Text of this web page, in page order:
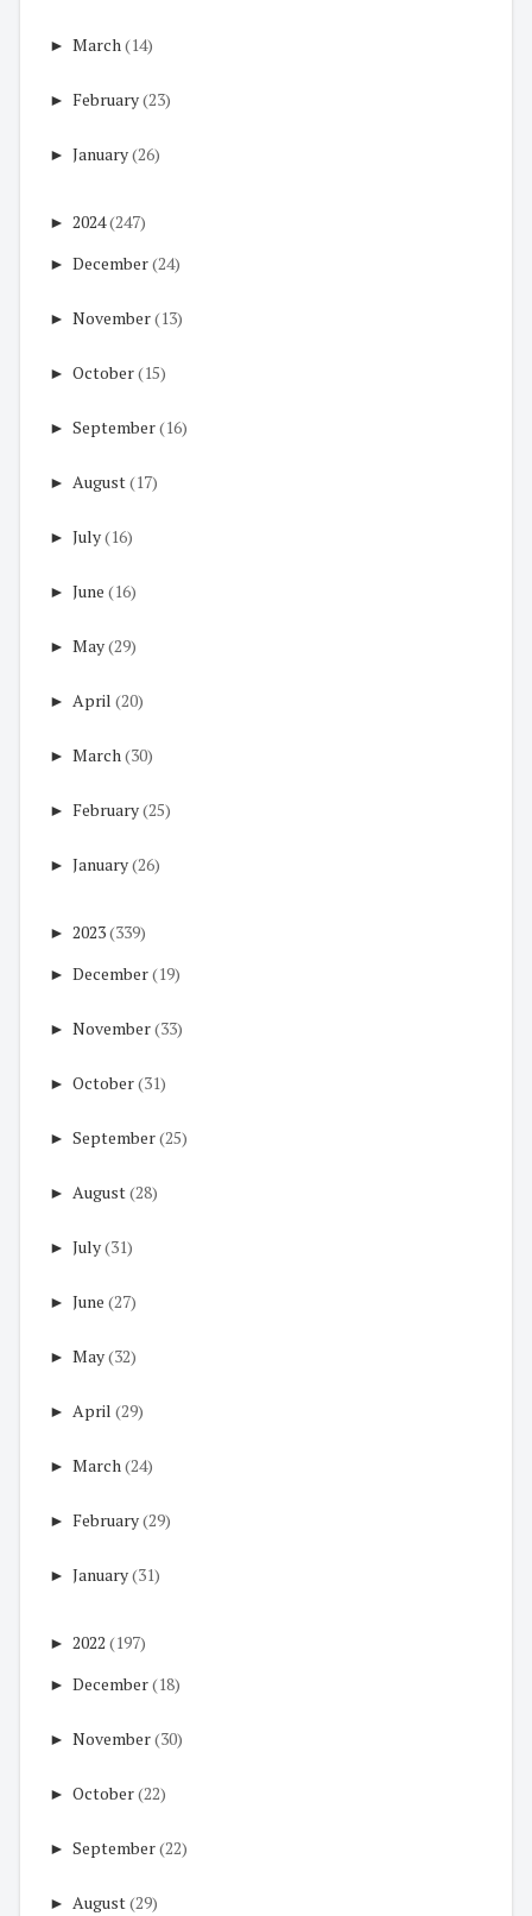
► March(14)
► February(23)
► January(26)
► 2024(247)
► December(24)
► November(13)
► October(15)
► September(16)
► August(17)
► July(16)
► June (16)
► May(29)
► April (20)
► March(30)
► February(25)
► January(26)
► 2023(339)
► December(19)
► November(33)
► October(31)
► September(25)
► August(28)
► July(31)
► June (27)
► May(32)
► April (29)
► March(24)
► February(29)
► January(31)
► 2022 (197)
► December(18)
► November(30)
► October(22)
► September(22)
► August(29)